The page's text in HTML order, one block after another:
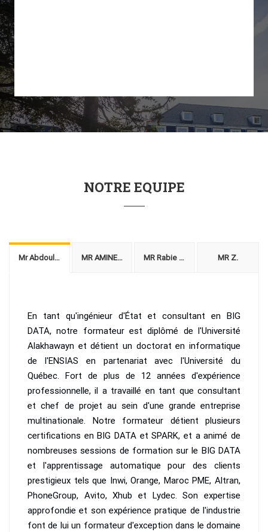
NOTRE EQUIPE
Mr Abdoullah Fath-Allah MR AMINE AMMAR MR Rabie lamriq MR Z.
En tant qu'ingénieur d'État et consultant en BIG
DATA, notre formateur est diplômé de l'Université
Alakhawayn et détient un doctorat en informatique
de l'ENSIAS en partenariat avec l'Université du
Québec. Fort de plus de 12 années d'expérience
professionnelle, il a travaillé en tant que consultant
et chef de projet au sein d'une grande entreprise
multinationale. Notre formateur détient plusieurs
certifications en BIG DATA et SPARK, et a animé de
nombreuses sessions de formation sur le BIG DATA
et l'apprentissage automatique pour des clients
prestigieux tels que Inwi, Orange, Maroc PME, Altran,
PhoneGroup, Avito, Xhub et Lydec. Son expertise
approfondie et son expérience pratique de l'industrie
font de lui un formateur d'exception dans le domaine